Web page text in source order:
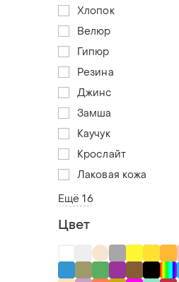
Хлопок
Велюр
Гипюр
Резина
Джинс
Замша
Каучук
Крослайт
Лаковая кожа
Ещё 16
Цвет